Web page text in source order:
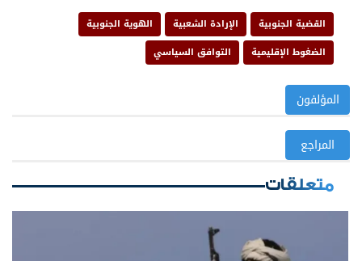
القضية الجنوبية الإرادة الشعبية
الهوية الجنوبية
الضغوط الإقليمية
التوافق السياسي
المؤلفون
المراجع
متعلقات